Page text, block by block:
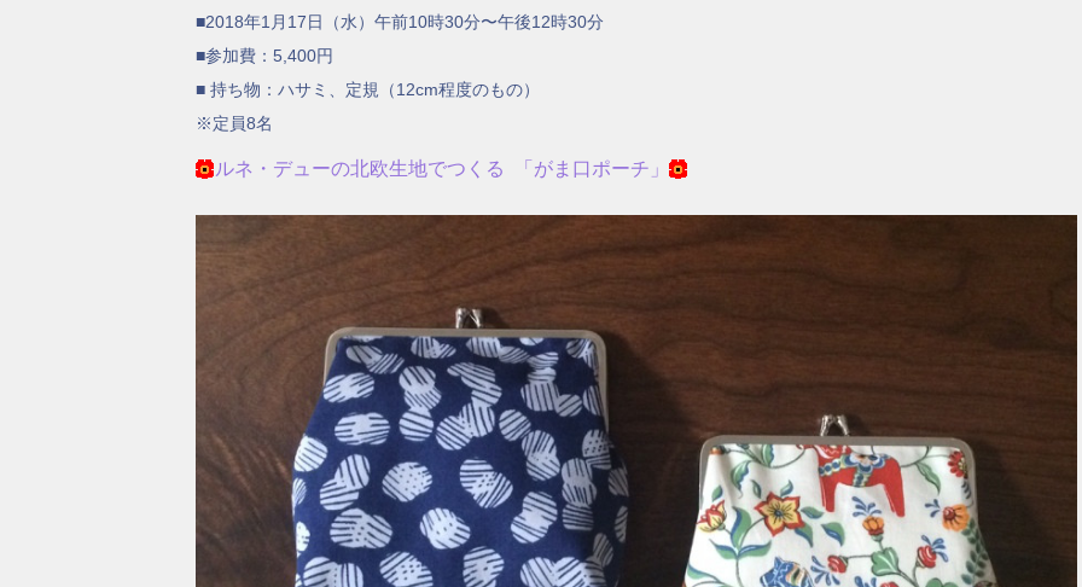
■2018年1月17日（水）午前10時30分〜午後12時30分
■参加費：5,400円
■ 持ち物：ハサミ、定規（12cm程度のもの）
※定員8名
ルネ・デューの北欧生地でつくる 「がま口ポーチ」